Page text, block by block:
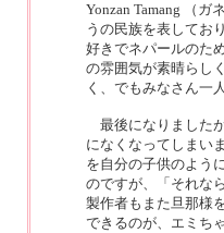
Yonzan Tamang （
うの民族を表してお
好きでネパールのた
の雰囲気が素晴らし
く、でもみなさん一
最後になりました
になくなってしまい
を自分の子供のよう
のですが、「それな
製作者もまた旦那様
できるのが、エミち